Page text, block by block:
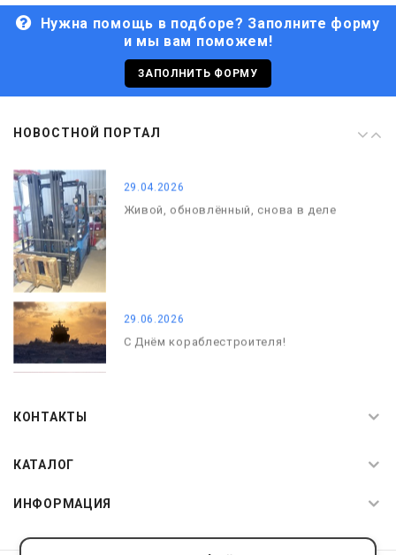
Нужна помощь в подборе? Заполните форму
и мы вам поможем!
ЗАПОЛНИТЬ ФОРМУ
НОВОСТНОЙ ПОРТАЛ
29.06.2026
С Днём кораблестроителя!
С Днём Победы. Память, которая с
29.04.2026
Живой, обновлённый, снова в деле
29.06.2026
С Днём кораблестроителя!
КОНТАКТЫ
КАТАЛОГ
ИНФОРМАЦИЯ